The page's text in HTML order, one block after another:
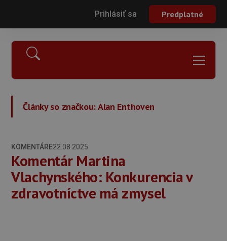
Prihlásiť sa Predplatné
Články so značkou:Alan Enthoven
KOMENTÁRE22.08.2025
Komentár Martina
Vlachynského: Konkurencia v
zdravotníctve má zmysel